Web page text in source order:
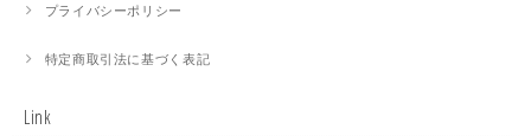
プライバシーポリシー
特定商取引法に基づく表記
Link